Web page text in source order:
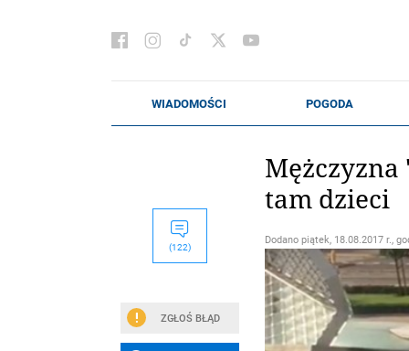
(122)
ZGŁOŚ BŁĄD
tam dzieci
Dodano piątek, 18.08.2017 r.,